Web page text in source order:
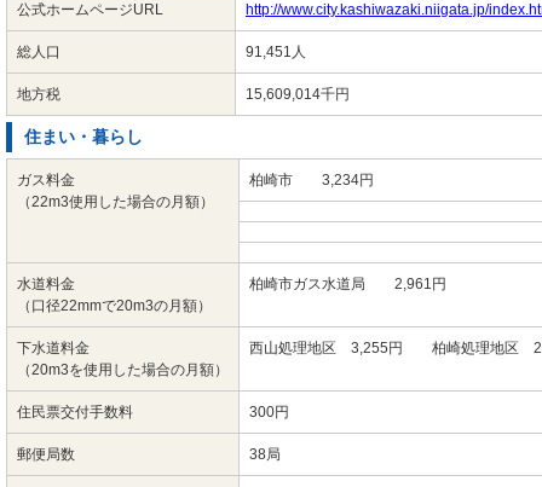
公式ホームページURL http://www.city.kashiwazaki.niigata.jp/
総人口 91,451人
地方税 15,609,014千円
住まい・暮らし
ガス料金
（22m3使用した場合の月額）
柏崎市 3,234円
水道料金
（口径22mmで20m3の月額）
柏崎市ガス水道局 2,961円
下水道料金
（20m3を使用した場合の月額）
西山処理地区 3,255円 柏崎処理地区
住民票交付手数料 300円
郵便局数 38局